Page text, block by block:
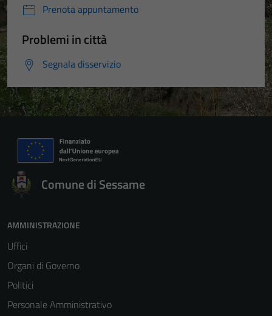
Prenota appuntamento
Problemi in città
Segnala disservizio
Comune di Sessame
AMMINISTRAZIONE
Uffici
Organi di Governo
Politici
Personale Amministrativo